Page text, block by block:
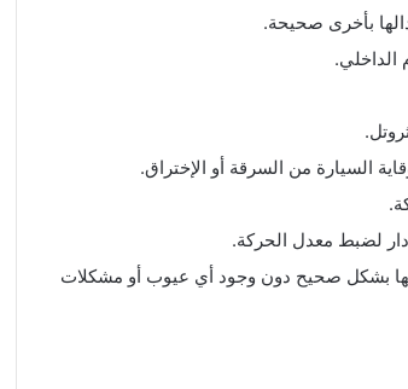
بأخرى صحيحة.
الداخلي.
السيارة من السرقة أو الإختراق.
لضبط معدل الحركة.
بشكل صحيح دون وجود أي عيوب أو مشكلات